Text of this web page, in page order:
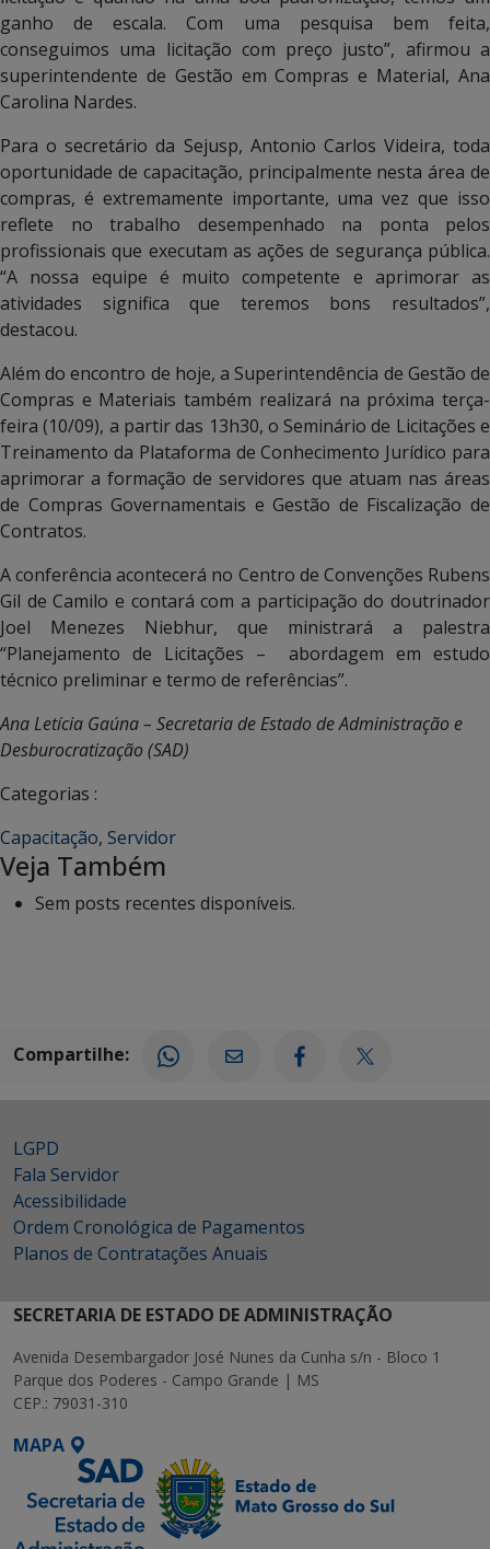
ganho de escala. Com uma pesquisa bem feita,
conseguimos uma licitação com preço justo”, afirmou a
superintendente de Gestão em Compras e Material, Ana
Carolina Nardes.
Para o secretário da Sejusp, Antonio Carlos Videira, toda
oportunidade de capacitação, principalmente nesta área de
compras, é extremamente importante, uma vez que isso
reflete no trabalho desempenhado na ponta pelos
profissionais que executam as ações de segurança pública.
“A nossa equipe é muito competente e aprimorar as
atividades significa que teremos bons resultados”,
destacou.
Além do encontro de hoje, a Superintendência de Gestão de
Compras e Materiais também realizará na próxima terça-
feira (10/09), a partir das 13h30, o Seminário de Licitações e
Treinamento da Plataforma de Conhecimento Jurídico para
aprimorar a formação de servidores que atuam nas áreas
de Compras Governamentais e Gestão de Fiscalização de
Contratos.
A conferência acontecerá no Centro de Convenções Rubens
Gil de Camilo e contará com a participação do doutrinador
Joel Menezes Niebhur, que ministrará a palestra
“Planejamento de Licitações – abordagem em estudo
técnico preliminar e termo de referências”.
Ana Letícia Gaúna – Secretaria de Estado de Administração e
Desburocratização (SAD)
Categorias :
Capacitação, Servidor
Veja Também
Sem posts recentes disponíveis.
Compartilhe:
LGPD
Fala Servidor
Acessibilidade
Ordem Cronológica de Pagamentos
Planos de Contratações Anuais
SECRETARIA DE ESTADO DE ADMINISTRAÇÃO
Avenida Desembargador José Nunes da Cunha s/n - Bloco 1
Parque dos Poderes - Campo Grande | MS
CEP.: 79031-310
MAPA